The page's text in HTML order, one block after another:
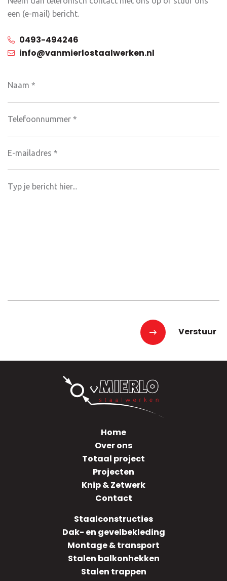
een (e-mail) bericht.
0493-494246
info@vanmierlostaalwerken.nl
mailadres
*
Verstuur
Home
Over ons
Totaal project
Projecten
Knip & Zetwerk
Contact
Staalconstructies
Dak- en gevelbekleding
Montage & transport
Stalen balkonhekken
Stalen trappen